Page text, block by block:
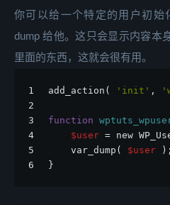
你可以给一个特定的用户初始
dump 给他。这只会显示内容本
里面的东西，这就会很有用。
1
2
3
4
5
6
add_action( 'init' ,
function
$user = new
    var_dump(
$user );
}